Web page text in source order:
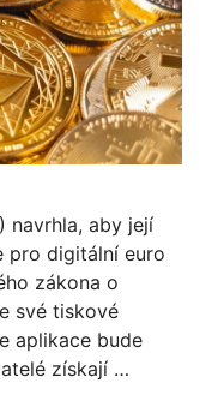
navrhla, aby její
pro digitální euro
zákona o
své tiskové
aplikace bude
získají …